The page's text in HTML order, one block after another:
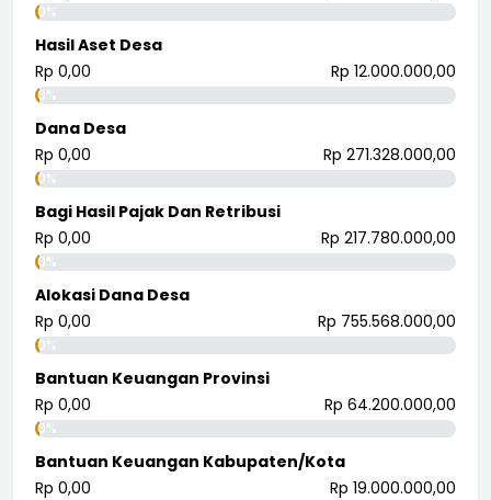
0%
Hasil Aset Desa
Rp 0,00
Rp 12.000.000,00
0%
Dana Desa
Rp 0,00
Rp 271.328.000,00
0%
Bagi Hasil Pajak Dan Retribusi
Rp 0,00
Rp 217.780.000,00
0%
Alokasi Dana Desa
Rp 0,00
Rp 755.568.000,00
0%
Bantuan Keuangan Provinsi
Rp 0,00
Rp 64.200.000,00
0%
Bantuan Keuangan Kabupaten/Kota
Rp 0,00
Rp 19.000.000,00